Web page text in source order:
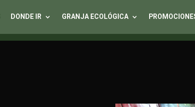
DONDE IR GRANJA ECOLÓGICA